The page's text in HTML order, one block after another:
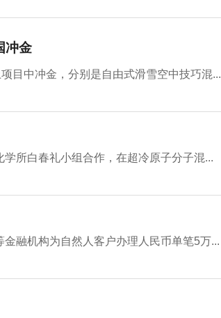
冲金
目中冲金，分别是自由式滑雪空中技巧混...
所白春礼小组合作，在超冷原子分子混...
融机构为自然人客户办理人民币单笔5万...